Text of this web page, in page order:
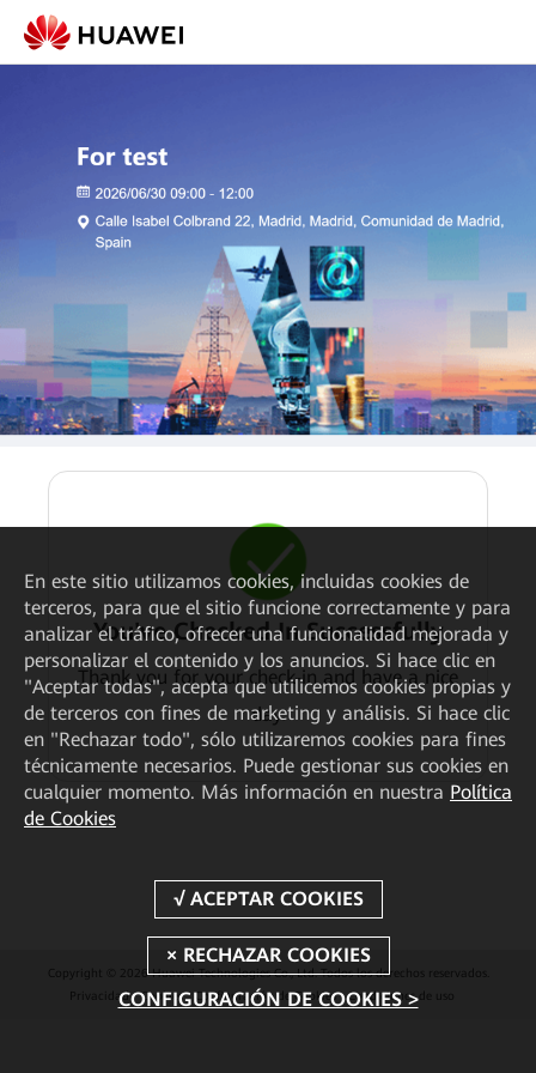
You've Checked In Successfully
Thank you for your check-in and have a nice
day.
Copyright © 2026 Huawei Technologies Co., Ltd. Todos los derechos reservados.
Privacidad
Cookies Configuración de Cookies Condiciones de uso
En este sitio utilizamos cookies, incluidas cookies de
terceros, para que el sitio funcione correctamente y para
analizar el tráfico, ofrecer una funcionalidad mejorada y
personalizar el contenido y los anuncios. Si hace clic en
"Aceptar todas", acepta que utilicemos cookies propias y
de terceros con fines de marketing y análisis. Si hace clic
en "Rechazar todo", sólo utilizaremos cookies para fines
técnicamente necesarios. Puede gestionar sus cookies en
cualquier momento. Más información en nuestra Política
de Cookies
CONFIGURACIÓN DE COOKIES >